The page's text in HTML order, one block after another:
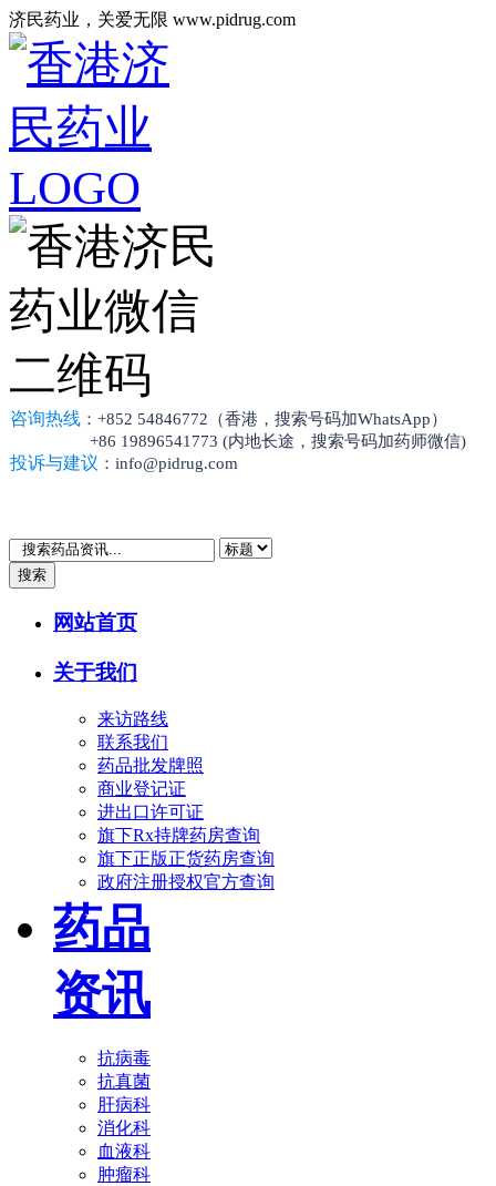
济民药业，关爱无限 www.pidrug.com
咨询热线 ：+852 54846772（香港，搜索号码加WhatsApp）
+86 19896541773 (内地长途，搜索号码加药师微信)
投诉与建议 ：info@pidrug.com
搜索
网站首页
关于我们
来访路线
联系我们
药品批发牌照
商业登记证
进出口许可证
旗下Rx持牌药房查询
旗下正版正货药房查询
政府注册授权官方查询
药品
资讯
抗病毒
抗真菌
肝病科
消化科
血液科
肿瘤科